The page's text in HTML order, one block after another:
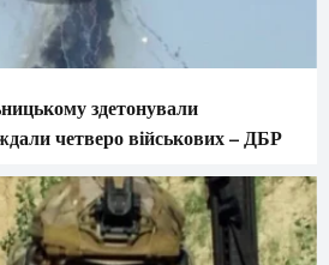
здетонували
четверо військових – ДБР